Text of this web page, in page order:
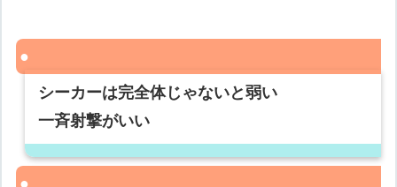
シーカーは完全体じゃないと弱い
一斉射撃がいい